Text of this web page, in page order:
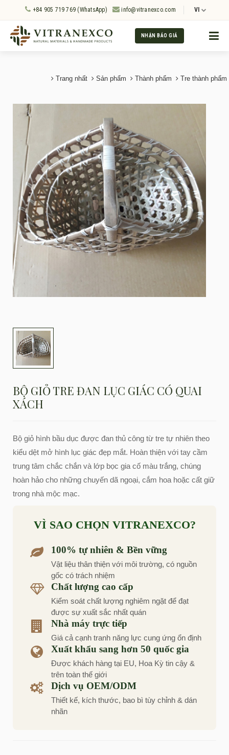
+84 905 719 769 (WhatsApp) info@vitranexco.com VI
NHẬN BÁO GIÁ
Trang nhất Sản phẩm Thành phẩm Tre thành phẩm
BỘ GIỎ TRE ĐAN LỤC GIÁC CÓ QUAI
XÁCH
Bộ giỏ hình bầu dục được đan thủ công từ tre tự nhiên theo
kiểu dệt mở hình lục giác đẹp mắt. Hoàn thiện với tay cầm
trung tâm chắc chắn và lớp bọc gia cố màu trắng, chúng
hoàn hảo cho những chuyến dã ngoại, cắm hoa hoặc cất giữ
trong nhà mộc mạc.
VÌ SAO CHỌN VITRANEXCO?
100% tự nhiên & Bền vững
Vật liệu thân thiện với môi trường, có nguồn
gốc có trách nhiệm
Chất lượng cao cấp
Kiểm soát chất lượng nghiêm ngặt để đạt
được sự xuất sắc nhất quán
Nhà máy trực tiếp
Giá cả cạnh tranh năng lực cung ứng ổn định
Xuất khẩu sang hơn 50 quốc gia
Được khách hàng tại EU, Hoa Kỳ tin cậy &
trên toàn thế giới
Dịch vụ OEM/ODM
Thiết kế, kích thước, bao bì tùy chỉnh & dán
nhãn